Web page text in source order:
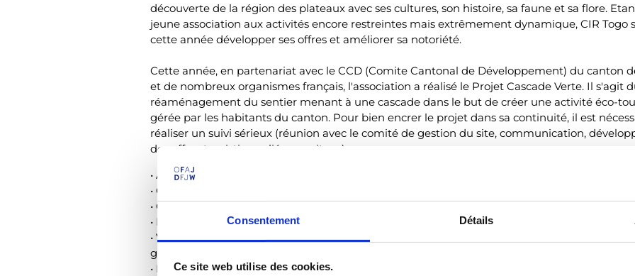
Consentement Détails
Ce site web utilise des cookies.
découverte de la région des plateaux avec ses cultures, son histoire, sa faune et sa flore.
jeune association aux activités encore restreintes mais extrêmement dynamique, CIR Togo
cette année développer ses offres et améliorer sa notoriété.
Cette année, en partenariat avec le CCD (Comite Cantonal de Développement) du canton
et de nombreux organismes français, l'association a réalisé le Projet Cascade Verte. Il s'agit
réaménagement du sentier menant à une cascade dans le but de créer une activité éco-
gérée par les habitants du canton. Pour bien encrer le projet dans sa continuité, il est
réaliser un suivi sérieux (réunion avec le comité de gestion du site, communication,
des offres touristiques liées au site, …)
• Appuyer la mise en réseau des organismes de tourisme
• Conception de programmes de tourisme solidaire et/ou écologique
• Communication
• Récolter des informations
• Visite et analyse des sites touristiques dans l'optique de réaliser un recensement (sites
guides des préfectures de Kloto, Agou, Kpélé et de Danye)
• Recherche des Partenaires interne/externe